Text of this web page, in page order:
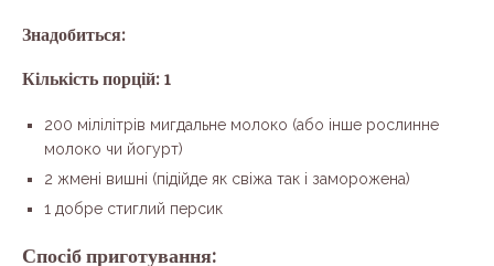
Знадобиться:
Кількість порцій: 1
200 мілілітрів мигдальне молоко (або інше рослинне
молоко чи йогурт)
2 жмені вишні (підійде як свіжа так і заморожена)
1 добре стиглий персик
Спосіб приготування: